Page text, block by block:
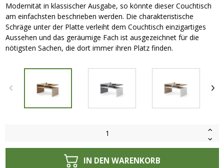
Modernität in klassischer Ausgabe, so könnte dieser Couchtisch
am einfachsten beschrieben werden. Die charakteristische
Schräge unter der Platte verleiht dem Couchtisch einzigartiges
Aussehen und das geräumige Fach ist ausgezeichnet für die
nötigsten Sachen, die dort immer ihren Platz finden.
IN DEN WARENKORB